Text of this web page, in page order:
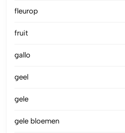
fleurop
fruit
gallo
geel
gele
gele bloemen